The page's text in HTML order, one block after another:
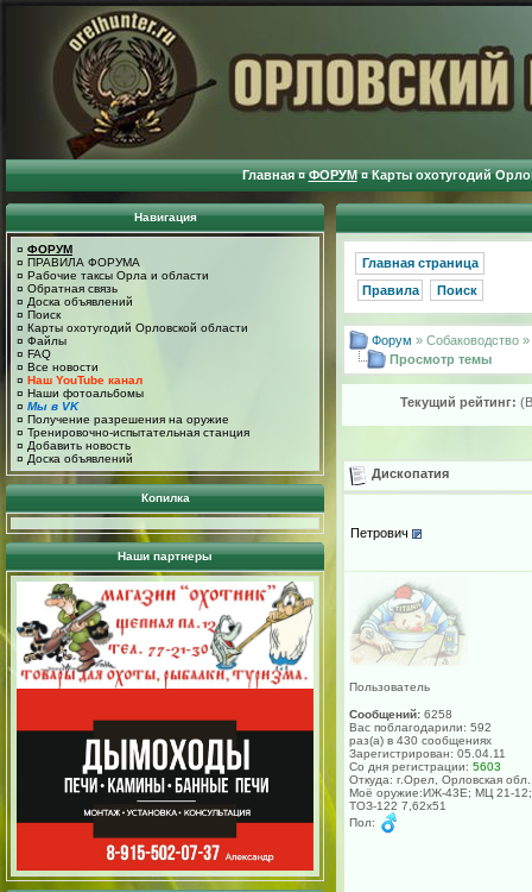
Главная ¤ ФОРУМ ¤ Карты охотугодий
Навигация
¤ ФОРУМ
¤ ПРАВИЛА ФОРУМА
¤ Рабочие таксы Орла и области
¤ Обратная связь
¤ Доска объявлений
¤ Поиск
¤ Карты охотугодий Орловской области
¤ Файлы
¤ FAQ
¤ Все новости
¤ Наш YouTube канал
¤ Наши фотоальбомы
¤ Мы в VK
¤ Получение разрешения на оружие
¤ Тренировочно-испытательная станция
¤ Добавить новость
¤ Доска объявлений
Копилка
Наши партнеры
Главная страница
Правила
Поиск
Форум » Собаководство »
Просмотр темы
Текущий рейтинг:
Дископатия
Петрович
Пользователь
Сообщений: 6258
Вас поблагодарили: 592
раз(а) в 430 сообщениях
Зарегистрирован: 05.04.11
Со дня регистрации: 5603
Откуда: г.Орел, Орловская
Моё оружие:ИЖ-43Е; МЦ 21-12;
ТОЗ-122 7,62х51
Пол: